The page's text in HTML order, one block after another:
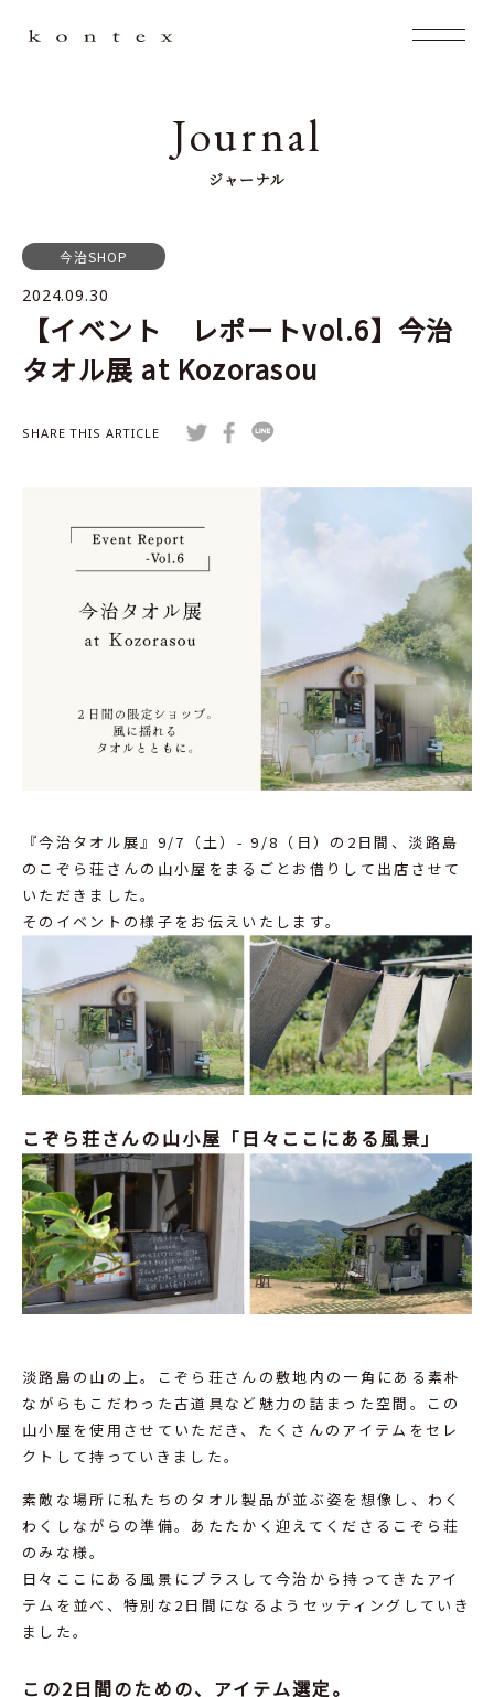
Journal
ジャーナル
今治SHOP
2024.09.30
【イベント レポートvol.6】今治
タオル展 at Kozorasou
SHARE THIS ARTICLE
『今治タオル展』9/7（土）- 9/8（日）の2日間、淡路島
のこぞら荘さんの山小屋をまるごとお借りして出店させて
いただきました。
そのイベントの様子をお伝えいたします。
こぞら荘さんの山小屋「日々ここにある風景」
淡路島の山の上。こぞら荘さんの敷地内の一角にある素朴
ながらもこだわった古道具など魅力の詰まった空間。この
山小屋を使用させていただき、たくさんのアイテムをセレ
クトして持っていきました。
素敵な場所に私たちのタオル製品が並ぶ姿を想像し、わく
わくしながらの準備。あたたかく迎えてくださるこぞら荘
のみな様。
日々ここにある風景にプラスして今治から持ってきたアイ
テムを並べ、特別な2日間になるようセッティングしていき
ました。
この2日間のための、アイテム選定。